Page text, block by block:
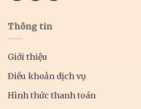
Thông tin
Giới thiệu
Điều khoản dịch vụ
Hình thức thanh toán